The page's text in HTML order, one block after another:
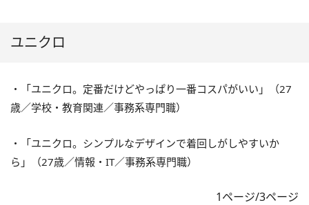
ユニクロ
・「ユニクロ。定番だけどやっぱり一番コスパがいい」（27
歳／学校・教育関連／事務系専門職）
・「ユニクロ。シンプルなデザインで着回しがしやすいか
ら」（27歳／情報・IT／事務系専門職）
1ページ/3ページ